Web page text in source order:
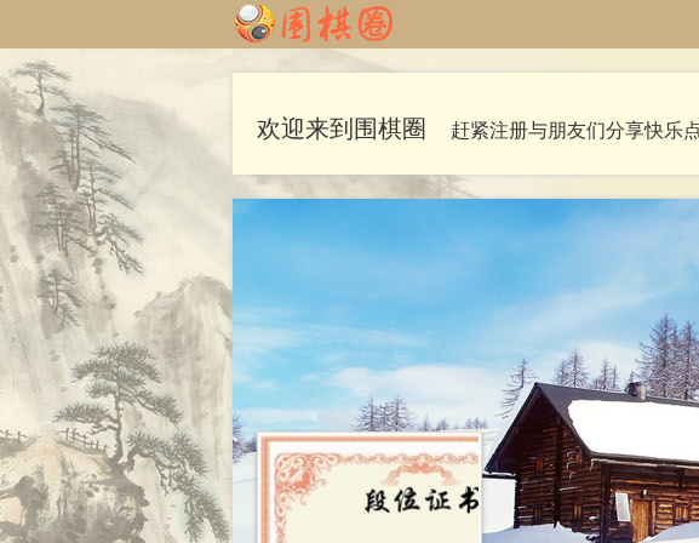
欢迎来到围棋圈 赶紧注册与朋友们分享快乐